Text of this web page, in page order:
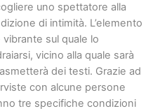
uno spettatore alla
di intimità. L’elemento
sul quale lo
vicino alla quale sarà
dei testi. Grazie ad
con alcune persone
tre specifiche condizioni